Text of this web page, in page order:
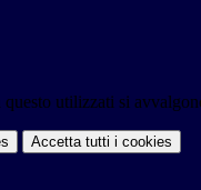
utilizzati si
Accetta tutti i cookies